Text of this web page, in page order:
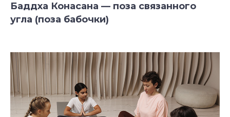
Баддха Конасана — поза связанного
угла (поза бабочки)
УЗНАТЬ
ПОДРОБНЕЕ